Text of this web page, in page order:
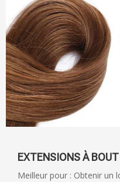
EXTENSIONS À
Meilleur pour : Obtenir un